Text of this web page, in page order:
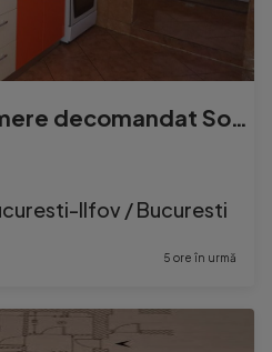
Apartament 2 camere decomandat Soseaua Berceni / Aparator...
Ilfov / Bucuresti
5 ore în urmă